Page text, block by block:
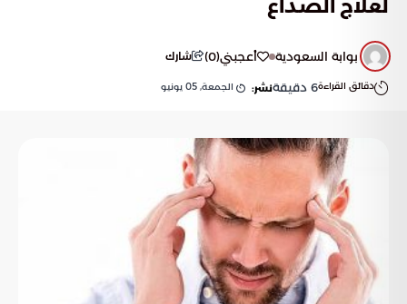
لعلاج الصداع
بوابة السعودية أعجبني(
0
) شارك
دقائق القراءة6 دقيقةنشر: الجمعة, 05 يونيو